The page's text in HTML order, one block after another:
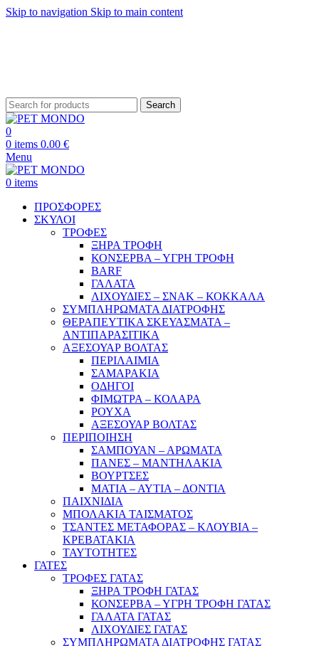
Skip to navigation Skip to main content
Search
0
0 items 0.00 €
Menu
0 items
ΠΡΟΣΦΟΡΕΣ
ΣΚΥΛΟΙ
ΤΡΟΦΕΣ
ΞΗΡΑ ΤΡΟΦΗ
ΚΟΝΣΕΡΒΑ – ΥΓΡΗ ΤΡΟΦΗ
BARF
ΓΑΛΑΤΑ
ΛΙΧΟΥΔΙΕΣ – ΣΝΑΚ – ΚΟΚΚΑΛΑ
ΣΥΜΠΛΗΡΩΜΑΤΑ ΔΙΑΤΡΟΦΗΣ
ΘΕΡΑΠΕΥΤΙΚΑ ΣΚΕΥΑΣΜΑΤΑ –
ΑΝΤΙΠΑΡΑΣΙΤΙΚΑ
ΑΞΕΣΟΥΑΡ ΒΟΛΤΑΣ
ΠΕΡΙΛΑΙΜΙΑ
ΣΑΜΑΡΑΚΙΑ
ΟΔΗΓΟΙ
ΦΙΜΩΤΡΑ – ΚΟΛΑΡΑ
ΡΟΥΧΑ
ΑΞΕΣΟΥΑΡ ΒΟΛΤΑΣ
ΠΕΡΙΠΟΙΗΣΗ
ΣΑΜΠΟΥΑΝ – ΑΡΩΜΑΤΑ
ΠΑΝΕΣ – ΜΑΝΤΗΛΑΚΙΑ
ΒΟΥΡΤΣΕΣ
ΜΑΤΙΑ – ΑΥΤΙΑ – ΔΟΝΤΙΑ
ΠΑΙΧΝΙΔΙΑ
ΜΠΟΛΑΚΙΑ ΤΑΙΣΜΑΤΟΣ
ΤΣΑΝΤΕΣ ΜΕΤΑΦΟΡΑΣ – ΚΛΟΥΒΙΑ –
ΚΡΕΒΑΤΑΚΙΑ
ΤΑΥΤΟΤΗΤΕΣ
ΓΑΤΕΣ
ΤΡΟΦΕΣ ΓΑΤΑΣ
ΞΗΡΑ ΤΡΟΦΗ ΓΑΤΑΣ
ΚΟΝΣΕΡΒΑ – ΥΓΡΗ ΤΡΟΦΗ ΓΑΤΑΣ
ΓΑΛΑΤΑ ΓΑΤΑΣ
ΛΙΧΟΥΔΙΕΣ ΓΑΤΑΣ
ΣΥΜΠΛΗΡΩΜΑΤΑ ΔΙΑΤΡΟΦΗΣ ΓΑΤΑΣ